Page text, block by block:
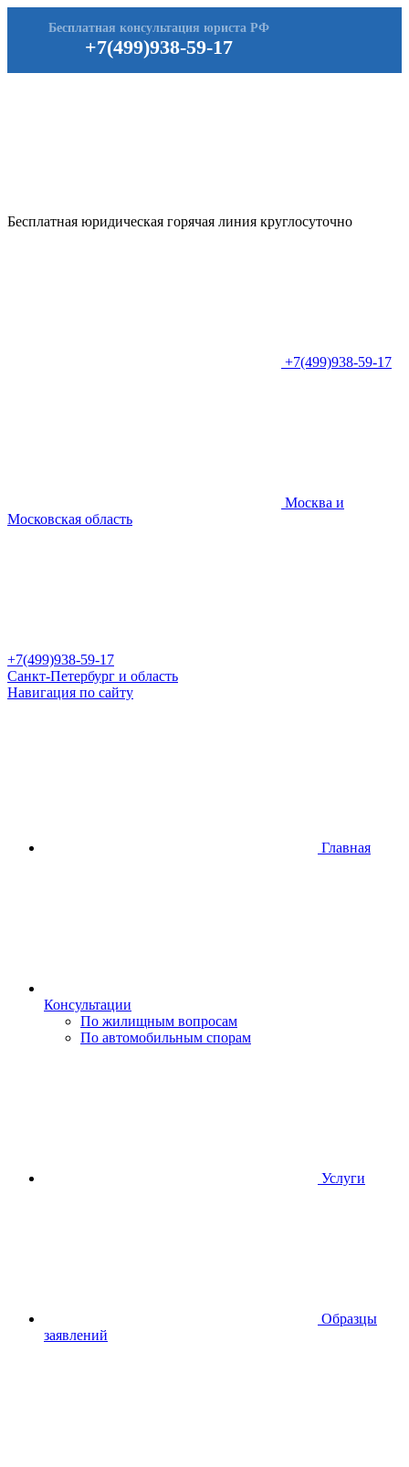
+7(499)938-59-17
Бесплатная консультация юриста РФ
Бесплатная юридическая горячая линия круглосуточно
+7(499)938-59-17
Москва и
Московская область
+7(499)938-59-17
Санкт-Петербург и область
Навигация по сайту
Главная
Консультации
По жилищным вопросам
По автомобильным спорам
Услуги
Образцы
заявлений